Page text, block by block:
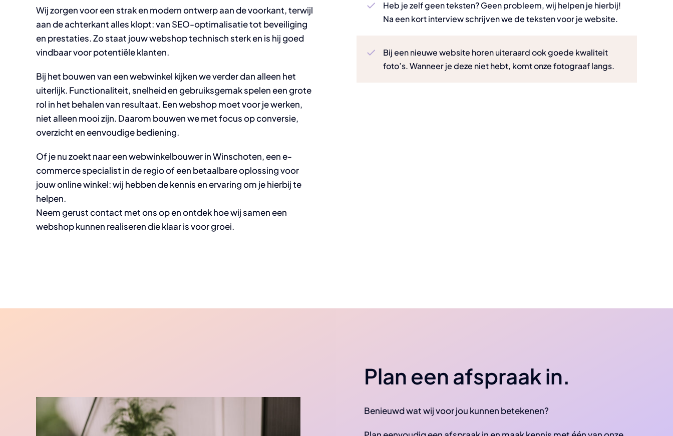
Wij zorgen voor een strak en modern ontwerp aan de voorkant, terwijl
aan de achterkant alles klopt: van SEO-optimalisatie tot beveiliging
en prestaties. Zo staat jouw webshop technisch sterk en is hij goed
vindbaar voor potentiële klanten.
Bij het bouwen van een webwinkel kijken we verder dan alleen het
uiterlijk. Functionaliteit, snelheid en gebruiksgemak spelen een grote
rol in het behalen van resultaat. Een webshop moet voor je werken,
niet alleen mooi zijn. Daarom bouwen we met focus op conversie,
overzicht en eenvoudige bediening.
Of je nu zoekt naar een webwinkelbouwer in Winschoten, een e-
commerce specialist in de regio of een betaalbare oplossing voor
jouw online winkel: wij hebben de kennis en ervaring om je hierbij te
helpen.
Neem gerust contact met ons op en ontdek hoe wij samen een
webshop kunnen realiseren die klaar is voor groei.
Heb je zelf geen teksten? Geen probleem, wij helpen je hierbij!
Na een kort interview schrijven we de teksten voor je website.
Bij een nieuwe website horen uiteraard ook goede kwaliteit
foto’s. Wanneer je deze niet hebt, komt onze fotograaf langs.
Plan een afspraak in.
Benieuwd wat wij voor jou kunnen betekenen?